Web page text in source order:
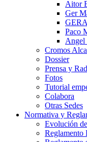
Aitor
Ger
Paco
Angel
Cromos
Dossier
Prensa y
Fotos
Tutorial
Colabora
Otras Sedes
Normativa y
Evolución
Reglamento